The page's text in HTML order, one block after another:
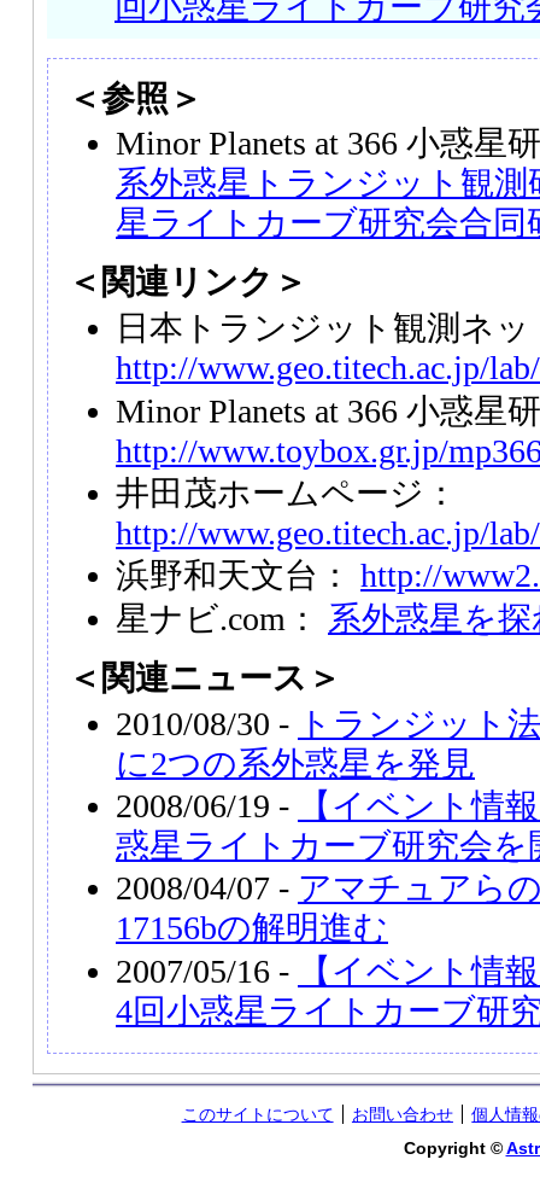
＜参照＞
Minor Planets at 366 小惑星
系外惑星トランジット観測
星ライトカーブ研究会合同
＜関連リンク＞
日本トランジット観測ネ
http://www.geo.titech.ac.jp/
Minor Planets at 366 小惑星
http://www.toybox.gr.jp/
井田茂ホームページ：
http://www.geo.titech.ac.jp/
浜野和天文台： http://
星ナビ.com： 系外惑星を
＜関連ニュース＞
2010/08/30 - トランジット
に2つの系外惑星を発見
2008/06/19 -
【イベント情
惑星ライトカーブ研究会を
2008/04/07 - アマチュアら
17156bの解明進む
2007/05/16 -
【イベント情
4回小惑星ライトカーブ研
このサイトについて お問い合わせ
個人情
Copyright ©